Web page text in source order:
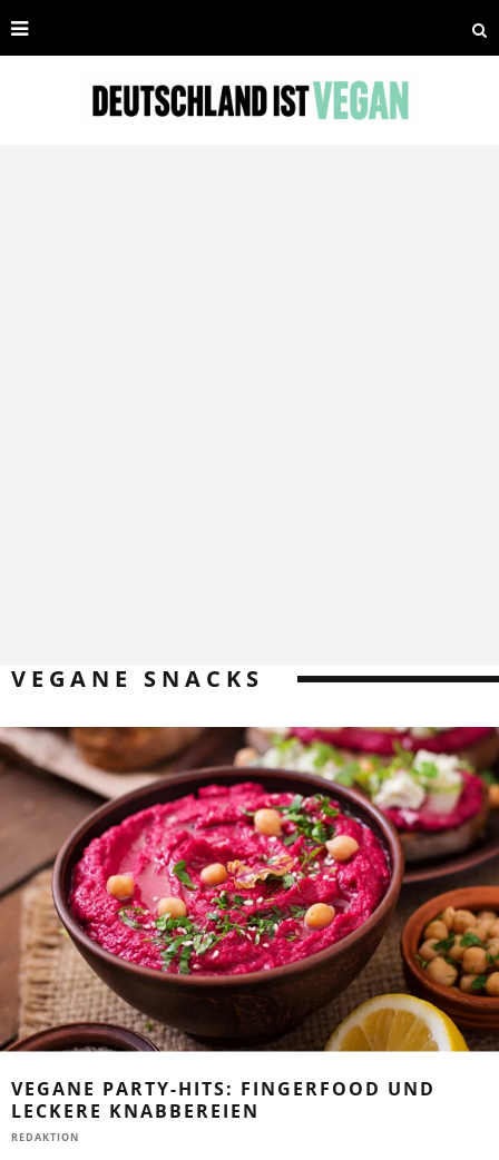
VEGANE SNACKS
VEGANE PARTY-HITS: FINGERFOOD UND
LECKERE KNABBEREIEN
REDAKTION